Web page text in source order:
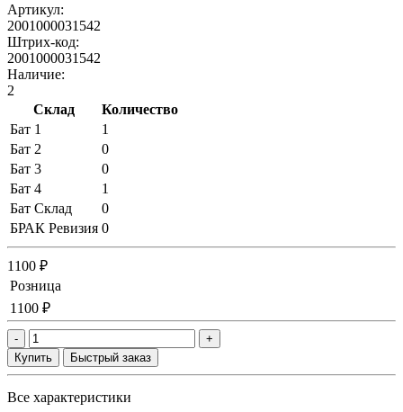
Артикул:
2001000031542
Штрих-код:
2001000031542
Наличие:
2
Склад
Количество
Бат 1
1
Бат 2
0
Бат 3
0
Бат 4
1
Бат Склад
0
БРАК Ревизия 0
1100 ₽
Розница
1100 ₽
-
+
Купить
Быстрый заказ
Все характеристики